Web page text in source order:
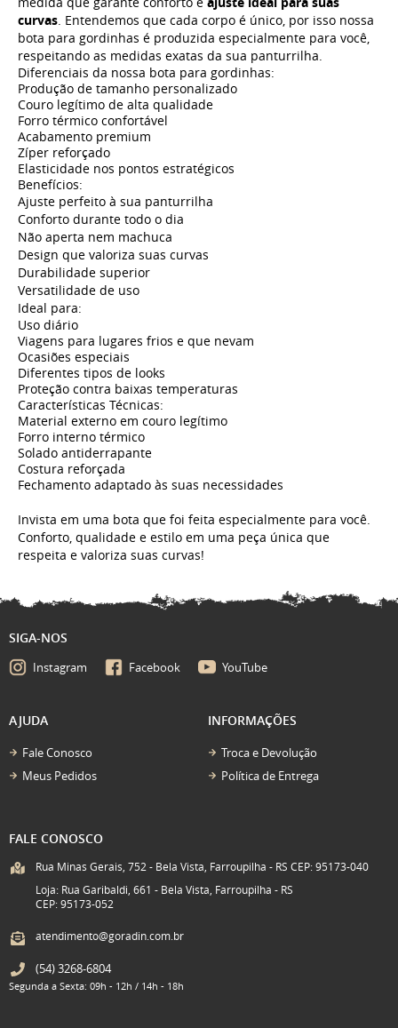
curvas. Entendemos que cada corpo é único, por isso nossa
bota para gordinhas é produzida especialmente para você,
respeitando as medidas exatas da sua panturrilha.
Diferenciais da nossa bota para gordinhas:
Produção de tamanho personalizado
Couro legítimo de alta qualidade
Forro térmico confortável
Acabamento premium
Zíper reforçado
Elasticidade nos pontos estratégicos
Benefícios:
Ajuste perfeito à sua panturrilha
Conforto durante todo o dia
Não aperta nem machuca
Design que valoriza suas curvas
Durabilidade superior
Versatilidade de uso
Ideal para:
Uso diário
Viagens para lugares frios e que nevam
Ocasiões especiais
Diferentes tipos de looks
Proteção contra baixas temperaturas
Características Técnicas:
Material externo em couro legítimo
Forro interno térmico
Solado antiderrapante
Costura reforçada
Fechamento adaptado às suas necessidades
Invista em uma bota que foi feita especialmente para você.
Conforto, qualidade e estilo em uma peça única que
respeita e valoriza suas curvas!
SIGA-NOS
Instagram Facebook YouTube
AJUDA
Fale Conosco
Meus Pedidos
INFORMAÇÕES
Troca e Devolução
Política de Entrega
FALE CONOSCO
Rua Minas Gerais, 752 - Bela Vista, Farroupilha - RS CEP: 95173-040
Loja: Rua Garibaldi, 661 - Bela Vista, Farroupilha - RS
CEP: 95173-052
atendimento@goradin.com.br
(54)3268-6804
Segunda a Sexta: 09h - 12h / 14h - 18h